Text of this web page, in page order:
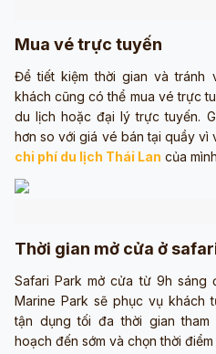
Mua vé trực tuyến
Để tiết kiệm thời gian và tránh
khách cũng có thể mua vé trực
du lịch hoặc đại lý trực tuyến.
hơn so với giá vé bán tại quầy vì
chi phí du lịch Thái Lan của
Thời gian mở cửa ở
Safari Park mở cửa từ 9h sáng
Marine Park sẽ phục vụ khách
tận dụng tối đa thời gian
hoạch đến sớm và chọn thời